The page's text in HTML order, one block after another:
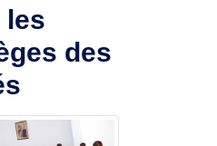
les
des